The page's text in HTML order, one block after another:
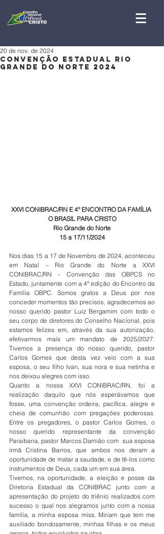
CONVENÇÃO ESTADUAL RIO
GRANDE DO NORTE 2024
20 de nov. de 2024
XXVI CONIBRAC/RN E 4º ENCONTRO DA FAMÍLIA
O BRASIL PARA CRISTO
Rio Grande do Norte
15 a 17/11/2024
Nos dias 15 a 17 de Novembro de 2024, aconteceu
em Natal – Rio Grande do Norte a XXVI
CONIBRAC/RN – Convenção das OBPCS no
Estado, juntamente com a 4ª edição do Encontro da
Família OBPC. Somos gratos a Deus por nos
conceder momentos tão precisos, agradecemos ao
nosso querido pastor Luiz Bergamim com todo o
seu corpo de diretores do Conselho Nacional, pois
estamos felizes em, através da sua autorização,
efetivarmos mais um mandato de 2025/2027.
Tivemos a presença do nosso querido, pastor
Carlos Gomes que desta vez veio com a sua
esposa, o seu filho Ivan, sua nora e sua netinha e
nos deixou alegres com isso.
Quanto a nossa XXVI CONIBRAC/RN, foi a
realização daquilo que nós esperávamos que
fosse, uma convenção ordeira, pacífica, alegre e
cheia de comunhão com pregações poderosas.
Entre os pregadores, o pastor Carlos Gomes, o
nosso querido representante da convenção
Paraibana, pastor Marcos Damião com  sua esposa
irmã Cristina Barros, que ambos nos deram a
oportunidade de matar a saudade, e de tê-los como
instrumentos de Deus, cada um em sua área.
Tivemos, na oportunidade, a eleição e posse da
Diretoria Estadual da CONIBRAC junto com a
apresentação do projeto do triênio realizados com
sucesso o qual nos alegramos junto com a nossa
família, a minha esposa miss. Miriam que tem me
auxiliado bondosamente, minhas filhas e os meus